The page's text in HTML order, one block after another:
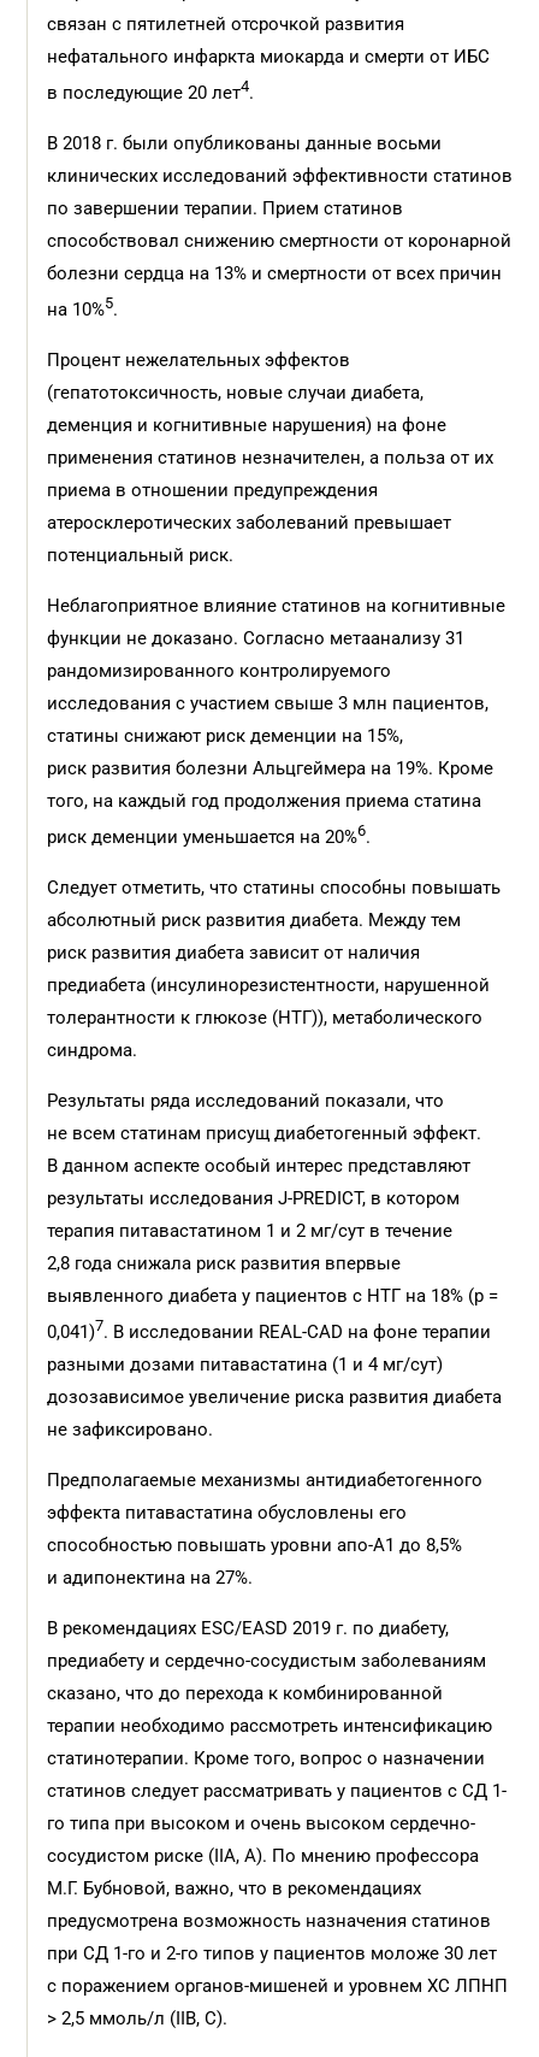
связан с пятилетней отсрочкой развития
нефатального инфаркта миокарда и смерти от ИБС
в последующие 20 лет4.
В 2018 г. были опубликованы данные восьми
клинических исследований эффективности статинов
по завершении терапии. Прием статинов
способствовал снижению смертности от коронарной
болезни сердца на 13% и смертности от всех причин
на 10%5.
Процент нежелательных эффектов
(гепатотоксичность, новые случаи диабета,
деменция и когнитивные нарушения) на фоне
применения статинов незначителен, а польза от их
приема в отношении предупреждения
атеросклеротических заболеваний превышает
потенциальный риск.
Неблагоприятное влияние статинов на когнитивные
функции не доказано. Согласно метаанализу 31
рандомизированного контролируемого
исследования с участием свыше 3 млн пациентов,
статины снижают риск деменции на 15%,
риск развития болезни Альцгеймера на 19%. Кроме
того, на каждый год продолжения приема статина
риск деменции уменьшается на 20%6.
Следует отметить, что статины способны повышать
абсолютный риск развития диабета. Между тем
риск развития диабета зависит от наличия
предиабета (инсулинорезистентности, нарушенной
толерантности к глюкозе (НТГ)), метаболического
синдрома.
Результаты ряда исследований показали, что
не всем статинам присущ диабетогенный эффект.
В данном аспекте особый интерес представляют
результаты исследования J-PREDICT, в котором
терапия питавастатином 1 и 2 мг/сут в течение
2,8 года снижала риск развития впервые
выявленного диабета у пациентов с НТГ на 18% (р =
0,041)7. В исследовании REAL-CAD на фоне терапии
разными дозами питавастатина (1 и 4 мг/сут)
дозозависимое увеличение риска развития диабета
не зафиксировано.
Предполагаемые механизмы антидиабетогенного
эффекта питавастатина обусловлены его
способностью повышать уровни апо-А1 до 8,5%
и адипонектина на 27%.
В рекомендациях ESC/EASD 2019 г. по диабету,
предиабету и сердечно-сосудистым заболеваниям
сказано, что до перехода к комбинированной
терапии необходимо рассмотреть интенсификацию
статинотерапии. Кроме того, вопрос о назначении
статинов следует рассматривать у пациентов с СД 1-
го типа при высоком и очень высоком сердечно-
сосудистом риске (IIA, A). По мнению профессора
М.Г. Бубновой, важно, что в рекомендациях
предусмотрена возможность назначения статинов
при СД 1-го и 2-го типов у пациентов моложе 30 лет
с поражением органов-мишеней и уровнем ХС ЛПНП
> 2,5 ммоль/л (IIB, C).